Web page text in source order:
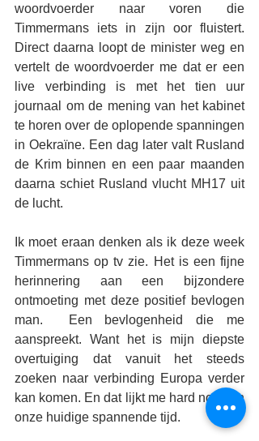
woordvoerder naar voren die
Timmermans iets in zijn oor fluistert.
Direct daarna loopt de minister weg en
vertelt de woordvoerder me dat er een
live verbinding is met het tien uur
journaal om de mening van het kabinet
te horen over de oplopende spanningen
in Oekraïne. Een dag later valt Rusland
de Krim binnen en een paar maanden
daarna schiet Rusland vlucht MH17 uit
de lucht.
Ik moet eraan denken als ik deze week
Timmermans op tv zie. Het is een fijne
herinnering aan een bijzondere
ontmoeting met deze positief bevlogen
man.  Een bevlogenheid die me
aanspreekt. Want het is mijn diepste
overtuiging dat vanuit het steeds
zoeken naar verbinding Europa verder
kan komen. En dat lijkt me hard nodig in
onze huidige spannende tijd.